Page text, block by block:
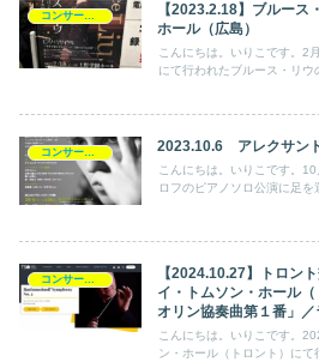
コンサート日記
【2023.2.18】ブルー
ホール（広島）
こんにちは。いりこです。2
にて行われたブルース・リウ
コンサート日記 2023.10.6 アレクサン
こんにちは。いりこです。
ロフのピアノソロ公演に足を
【2024.10.27】トロ
イ・トムソン・ホール
オリン協奏曲第１番」
～こんにちは。いりこです。
ン・ホール（トロント）にて